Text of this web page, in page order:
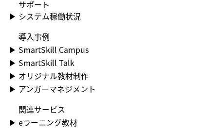
​サポート
▶​ システム稼働状況
​導入事例
▶​ SmartSkill Campus
▶​ SmartSkill Talk
▶​ オリジナル教材制作
▶​ アンガーマネジメント
関連サービス
▶ ︎eラーニング教材